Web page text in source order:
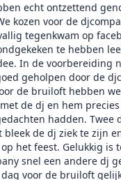
echt ontzettend
kozen voor de
tegenkwam op
te hebben
In de voorbereiding
geholpen door de
de bruiloft hebben
de dj en hem
hadden. Twee
bleek de dj ziek te zijn
het feest. Gelukkig is
snel een andere dj
voor de bruiloft